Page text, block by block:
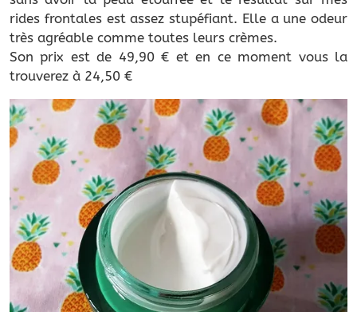
rides frontales est assez stupéfiant. Elle a une odeur
très agréable comme toutes leurs crèmes.
Son prix est de 49,90 € et en ce moment vous la
trouverez à 24,50 €